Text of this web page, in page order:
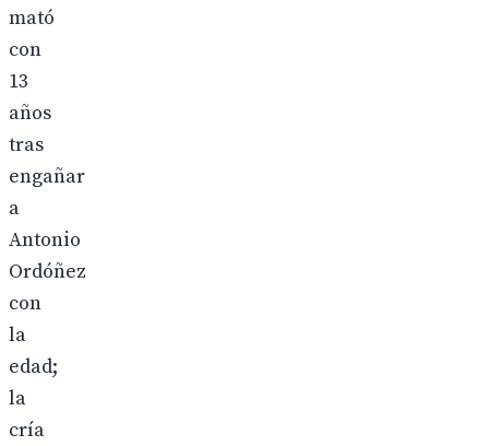
mató
con
13
años
tras
engañar
a
Antonio
Ordóñez
con
la
edad;
la
cría